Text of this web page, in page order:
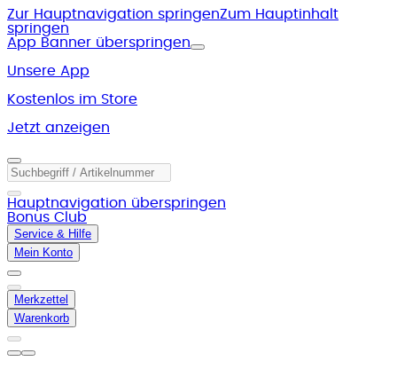
Zur Hauptnavigation springenZum Hauptinhalt
springen
App Banner überspringen
Unsere App
Kostenlos im Store
Jetzt anzeigen
Hauptnavigation überspringen
Bonus Club
Service & Hilfe
Mein Konto
Merkzettel
Warenkorb